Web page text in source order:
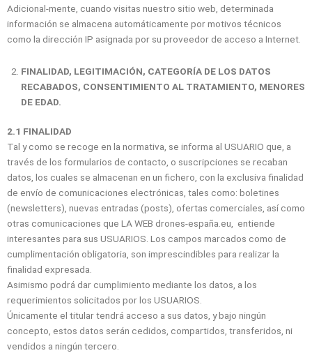
Adicional-mente, cuando visitas nuestro sitio web, determinada
información se almacena automáticamente por motivos técnicos
como la dirección IP asignada por su proveedor de acceso a Internet.
FINALIDAD, LEGITIMACIÓN, CATEGORÍA DE LOS DATOS
RECABADOS, CONSENTIMIENTO AL TRATAMIENTO, MENORES
DE EDAD.
2.1 FINALIDAD
Tal y como se recoge en la normativa, se informa al USUARIO que, a
través de los formularios de contacto, o suscripciones se recaban
datos, los cuales se almacenan en un fichero, con la exclusiva finalidad
de envío de comunicaciones electrónicas, tales como: boletines
(newsletters), nuevas entradas (posts), ofertas comerciales, así como
otras comunicaciones que LA WEB drones-españa.eu, entiende
interesantes para sus USUARIOS. Los campos marcados como de
cumplimentación obligatoria, son imprescindibles para realizar la
finalidad expresada.
Asimismo podrá dar cumplimiento mediante los datos, a los
requerimientos solicitados por los USUARIOS.
Únicamente el titular tendrá acceso a sus datos, y bajo ningún
concepto, estos datos serán cedidos, compartidos, transferidos, ni
vendidos a ningún tercero.